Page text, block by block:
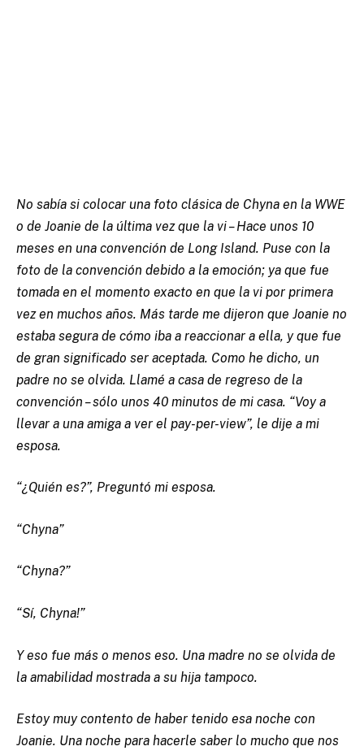
No sabía si colocar una foto clásica de Chyna en la WWE
o de Joanie de la última vez que la vi – Hace unos 10
meses en una convención de Long Island. Puse con la
foto de la convención debido a la emoción; ya que fue
tomada en el momento exacto en que la vi por primera
vez en muchos años. Más tarde me dijeron que Joanie no
estaba segura de cómo iba a reaccionar a ella, y que fue
de gran significado ser aceptada. Como he dicho, un
padre no se olvida. Llamé a casa de regreso de la
convención – sólo unos 40 minutos de mi casa. “Voy a
llevar a una amiga a ver el pay-per-view”, le dije a mi
esposa.
“¿Quién es?”, Preguntó mi esposa.
“Chyna”
“Chyna?”
“Sí, Chyna!”
Y eso fue más o menos eso. Una madre no se olvida de
la amabilidad mostrada a su hija tampoco.
Estoy muy contento de haber tenido esa noche con
Joanie. Una noche para hacerle saber lo mucho que nos